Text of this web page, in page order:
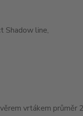
Shadow line,
vrtákem průměr